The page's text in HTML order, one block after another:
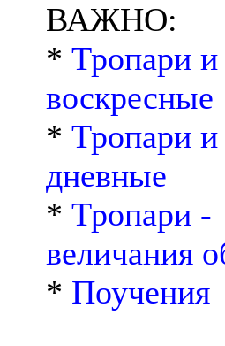
ВАЖНО:
* Тропари и
воскресные
* Тропари и
дневные
* Тропари -
величания
* Поучения